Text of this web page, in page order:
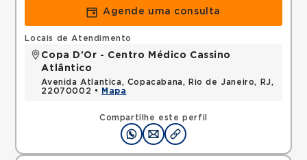
Agende uma consulta
Compartilhe este perfil
Locais de Atendimento
Copa D'Or - Centro Médico Cassino
Atlântico
Avenida Atlantica, Copacabana, Rio de Janeiro, RJ,
22070002 •
Mapa